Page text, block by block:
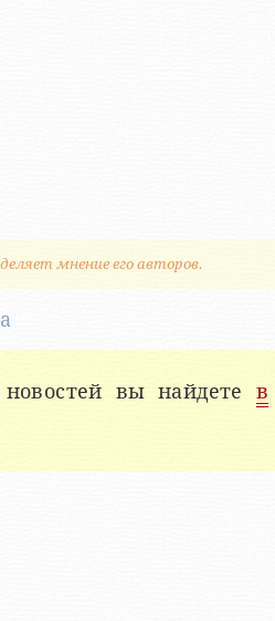
мнение его авторов.
вы найдете в